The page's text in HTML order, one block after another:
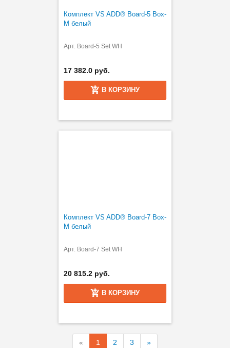
Комплект VS ADD® Board-5 Box-
M белый
Арт. Board-5 Set WH
17 382.0 руб.
В КОРЗИНУ
Комплект VS ADD® Board-7 Box-
M белый
Арт. Board-7 Set WH
20 815.2 руб.
В КОРЗИНУ
« 1 2 3 »